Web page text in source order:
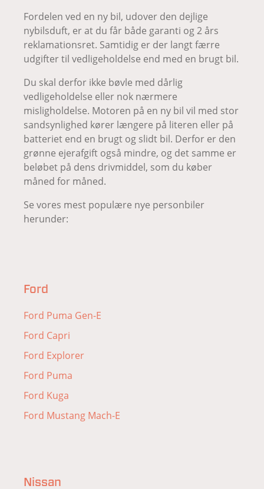
Fordelen ved en ny bil, udover den dejlige
nybilsduft, er at du får både garanti og 2 års
reklamationsret. Samtidig er der langt færre
udgifter til vedligeholdelse end med en brugt bil.
Du skal derfor ikke bøvle med dårlig
vedligeholdelse eller nok nærmere
misligholdelse. Motoren på en ny bil vil med stor
sandsynlighed kører længere på literen eller på
batteriet end en brugt og slidt bil. Derfor er den
grønne ejerafgift også mindre, og det samme er
beløbet på dens drivmiddel, som du køber
måned for måned.
Se vores mest populære nye personbiler
herunder:
Ford
Ford Puma Gen-E
Ford Capri
Ford Explorer
Ford Puma
Ford Kuga
Ford Mustang Mach-E
Nissan